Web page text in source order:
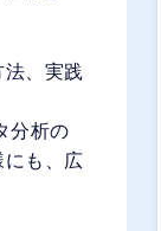
、実践
分析の
にも、広